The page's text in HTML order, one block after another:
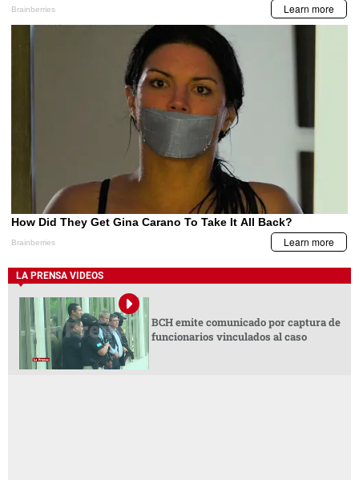
LA PRENSA VIDEOS
BCH emite comunicado por captura de
funcionarios vinculados al caso